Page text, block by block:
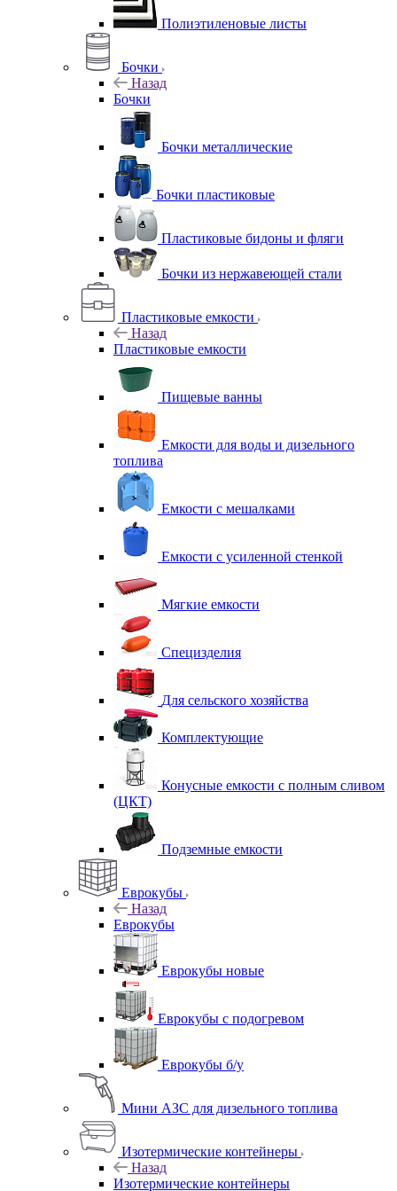
Полиэтиленовые листы
Бочки
Назад
Бочки
Бочки металлические
Бочки пластиковые
Пластиковые бидоны и фляги
Бочки из нержавеющей стали
Пластиковые емкости
Назад
Пластиковые емкости
Пищевые ванны
Емкости для воды и дизельного
топлива
Емкости с мешалками
Емкости с усиленной стенкой
Мягкие емкости
Специзделия
Для сельского хозяйства
Комплектующие
Конусные емкости с полным сливом
(ЦКТ)
Подземные емкости
Еврокубы
Назад
Еврокубы
Еврокубы новые
Еврокубы с подогревом
Еврокубы б/у
Мини АЗС для дизельного топлива
Изотермические контейнеры
Назад
Изотермические контейнеры